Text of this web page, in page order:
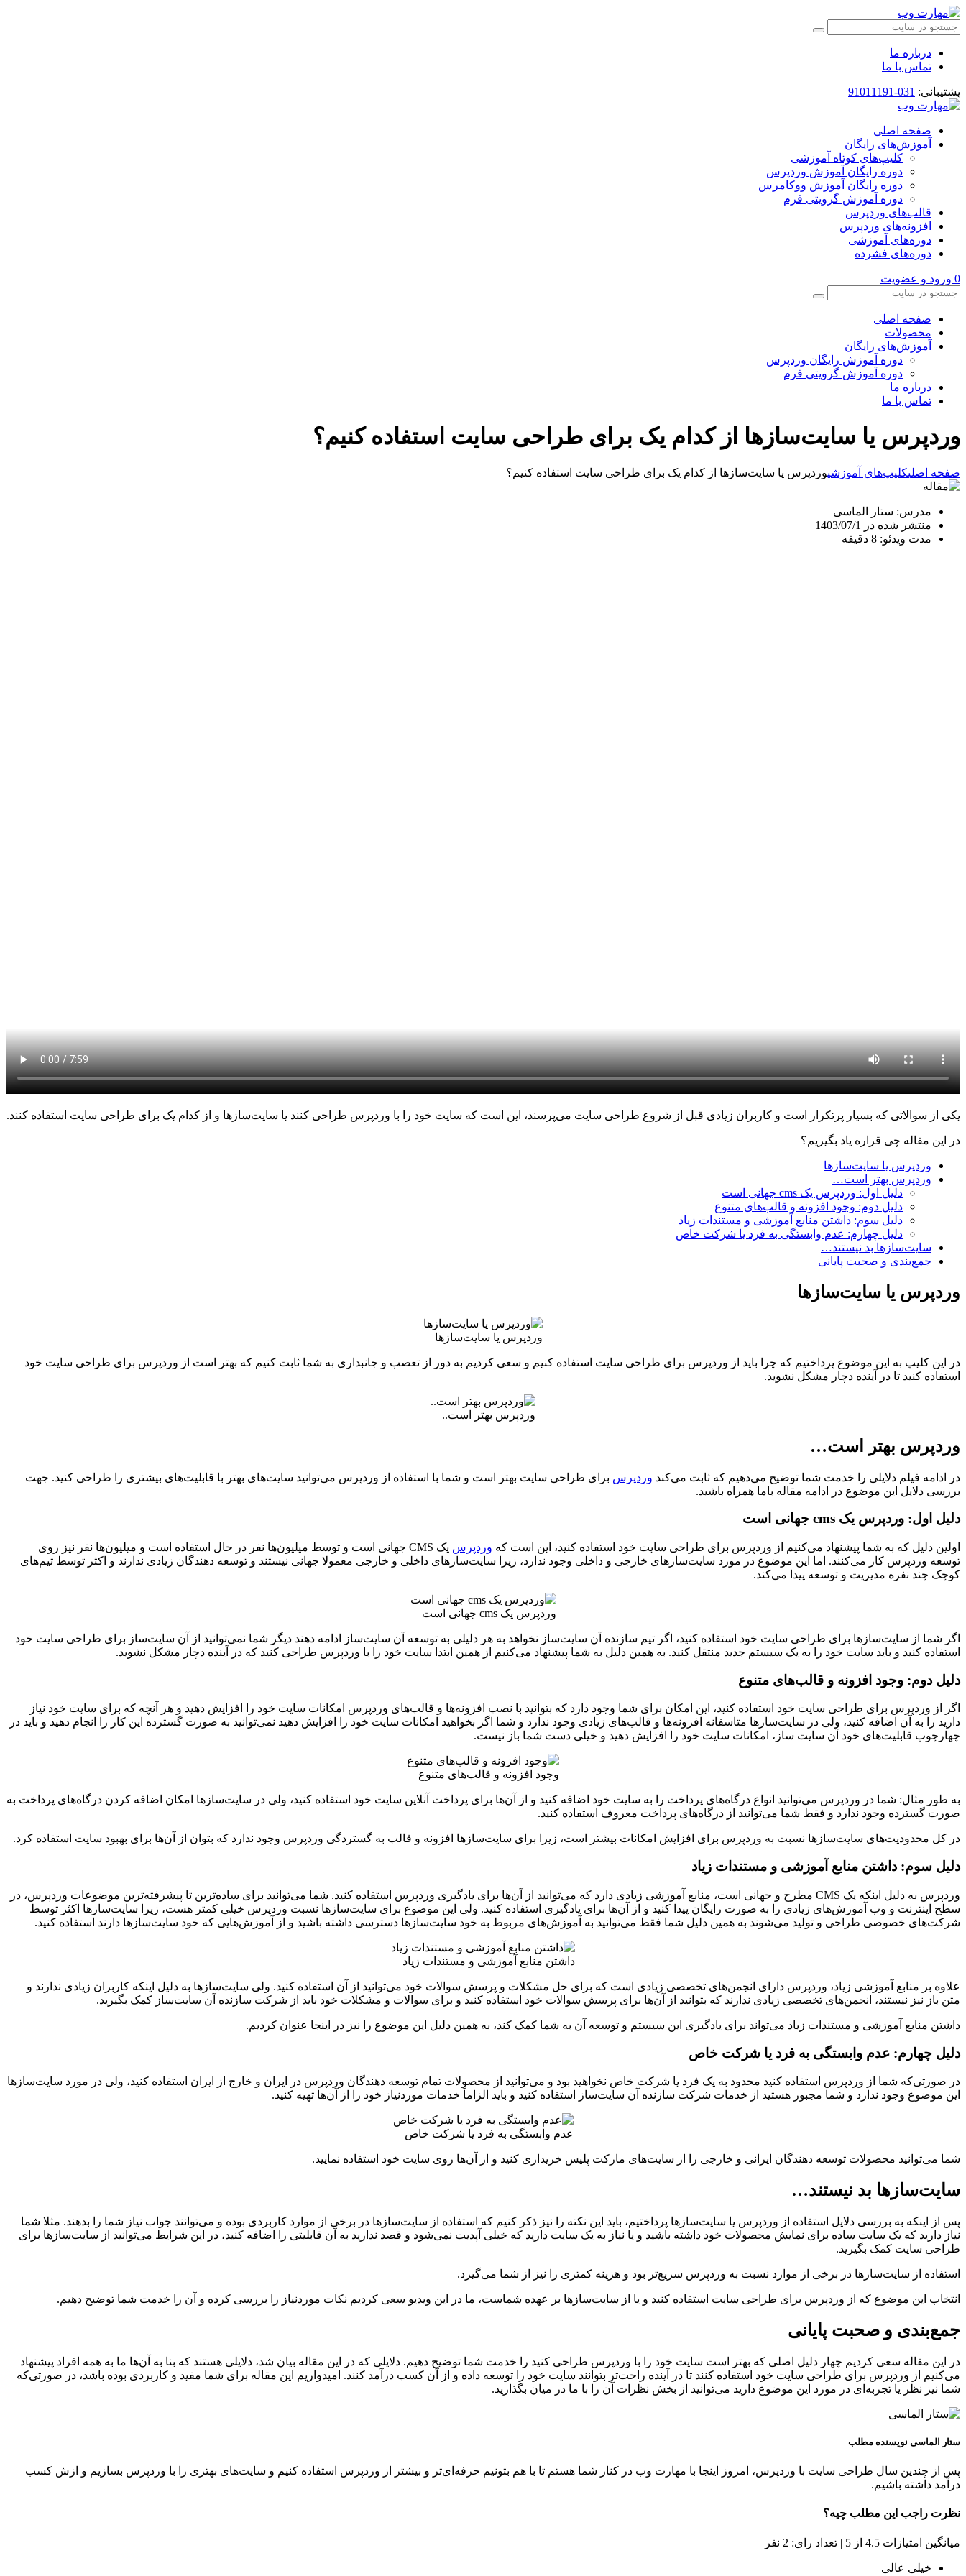
درباره ما
تماس با ما
پشتیبانی: 031-91011191
صفحه اصلی
آموزش‌های رایگان
کلیپ‌های کوتاه آموزشی
دوره رایگان آموزش وردپرس
دوره رایگان آموزش ووکامرس
دوره آموزش گرویتی فرم
قالب‌های وردپرس
افزونه‌های وردپرس
دوره‌های آموزشی
دوره‌های فشرده
0 ورود و عضویت
صفحه اصلی
محصولات
آموزش‌های رایگان
دوره آموزش رایگان وردپرس
دوره آموزش گرویتی فرم
درباره ما
تماس با ما
وردپرس یا سایت‌سازها از کدام یک برای طراحی سایت استفاده کنیم؟
صفحه اصلیکلیپ‌های آموزشیوردپرس یا سایت‌سازها از کدام یک برای طراحی سایت استفاده کنیم؟
مدرس: ستار الماسی
منتشر شده در 1403/07/1
مدت ویدئو: 8 دقیقه
یکی از سوالاتی که بسیار پرتکرار است و کاربران زیادی قبل از شروع طراحی سایت می‌پرسند، این است که سایت خود را با وردپرس طراحی کنند یا سایت‌سازها و از کدام یک برای طراحی سایت استفاده کنند.
در این مقاله چی قراره یاد بگیریم؟
وردپرس یا سایت‌سازها
وردپرس بهتر است…
دلیل اول: وردپرس یک cms جهانی است
دلیل دوم: وجود افزونه و قالب‌های متنوع
دلیل سوم: داشتن منابع آموزشی و مستندات زیاد
دلیل چهارم: عدم وابستگی به فرد یا شرکت خاص
سایت‌سازها بد نیستند…
جمع‌بندی و صحبت پایانی
وردپرس یا سایت‌سازها
وردپرس یا سایت‌سازها
در این کلیپ به این موضوع پرداختیم که چرا باید از وردپرس برای طراحی سایت استفاده کنیم و سعی کردیم به دور از تعصب و جانبداری به شما ثابت کنیم که بهتر است از وردپرس برای طراحی سایت خود
استفاده کنید تا در آینده دچار مشکل نشوید.
وردپرس بهتر است..
وردپرس بهتر است…
در ادامه فیلم دلایلی را خدمت شما توضیح می‌دهیم که ثابت می‌کند وردپرس برای طراحی سایت بهتر است و شما با استفاده از وردپرس می‌توانید سایت‌های بهتر با قابلیت‌های بیشتری را طراحی کنید. جهت
بررسی دلایل این موضوع در ادامه مقاله باما همراه باشید.
دلیل اول: وردپرس یک cms جهانی است
اولین دلیل که به شما پیشنهاد می‌کنیم از وردپرس برای طراحی سایت خود استفاده کنید، این است که وردپرس
یک CMS جهانی است و توسط میلیون‌ها نفر در حال استفاده است و میلیون‌ها نفر نیز روی
توسعه وردپرس کار می‌کنند. اما این موضوع در مورد سایت‌‌سازهای خارجی و داخلی وجود ندارد، زیرا سایت‌سازهای داخلی و خارجی معمولا جهانی نیستند و توسعه دهندگان زیادی ندارند و اکثر توسط تیم‌های
کوچک چند نفره مدیریت و توسعه پیدا می‌کند.
وردپرس یک cms جهانی است
اگر شما از سایت‌سازها برای طراحی سایت خود استفاده کنید، اگر تیم سازنده آن سایت‌ساز نخواهد به هر دلیلی به توسعه آن سایت‌ساز ادامه دهند دیگر شما نمی‌توانید از آن سایت‌ساز برای طراحی سایت خود
استفاده کنید و باید سایت خود را به یک سیستم جدید منتقل کنید. به همین دلیل به شما پیشنهاد می‌کنیم از همین ابتدا سایت خود را با وردپرس طراحی کنید که در آینده دچار مشکل نشوید.
دلیل دوم: وجود افزونه و قالب‌های متنوع
اگر از وردپرس برای طراحی سایت خود استفاده کنید، این امکان برای شما وجود دارد که بتوانید با نصب افزونه‌ها و قالب‌های وردپرس امکانات سایت خود را افزایش دهید و هر آنچه که برای سایت خود نیاز
دارید را به آن اضافه کنید، ولی در سایت‌سازها متاسفانه افزونه‌ها و قالب‌های زیادی وجود ندارد و شما اگر بخواهید امکانات سایت خود را افزایش دهید نمی‌توانید به صورت گسترده این کار را انجام دهید و باید در
چهارچوب قابلیت‌های خود آن سایت ساز، امکانات سایت خود را افزایش دهید و خیلی دست شما باز نیست.
وجود افزونه و قالب‌های متنوع
به طور مثال: شما در وردپرس می‌توانید انواع درگاه‌های پرداخت را به سایت خود اضافه کنید و از آن‌ها برای پرداخت آنلاین سایت خود استفاده کنید، ولی در سایت‌سازها امکان اضافه کردن درگاه‌های پرداخت به
صورت گسترده وجود ندارد و فقط شما می‌توانید از درگاه‌های پرداخت معروف استفاده کنید.
در کل محدودیت‌های سایت‌سازها نسبت به وردپرس برای افزایش امکانات بیشتر است، زیرا برای سایت‌سازها افزونه‌ و قالب‌ به گستردگی وردپرس وجود ندارد که بتوان از آن‌ها برای بهبود سایت استفاده کرد.
دلیل سوم: داشتن منابع آموزشی و مستندات زیاد
وردپرس به دلیل اینکه یک CMS مطرح و جهانی است، منابع آموزشی زیادی دارد که می‌توانید از آن‌ها برای یادگیری وردپرس استفاده کنید. شما می‌توانید برای ساده‌ترین تا پیشرفته‌ترین موضوعات وردپرس، در
سطح اینترنت و وب آموزش‌های زیادی را به صورت رایگان پیدا کنید و از آن‌ها برای یادگیری استفاده کنید. ولی این موضوع برای سایت‌سازها نسبت وردپرس خیلی کمتر هست، زیرا سایت‌سازها اکثر توسط
شرکت‌های خصوصی طراحی و تولید می‌شوند به همین دلیل شما فقط می‌توانید به آموزش‌های مربوط به خود سایت‌سازها دسترسی داشته باشید و از آموزش‌هایی که خود سایت‌سازها دارند استفاده کنید.
داشتن منابع آموزشی و مستندات زیاد
علاوه بر منابع آموزشی زیاد، وردپرس دارای انجمن‌های تخصصی زیادی است که برای حل مشکلات و پرسش سوالات خود می‌توانید از آن استفاده کنید. ولی سایت‌سازها به دلیل اینکه کاربران زیادی ندارند و
متن باز نیز نیستند، انجمن‌های تخصصی زیادی ندارند که بتوانید از آن‌ها برای پرسش سوالات خود استفاده کنید و برای سوالات و مشکلات خود باید از شرکت سازنده آن سایت‌ساز کمک بگیرید.
داشتن منابع آموزشی و مستندات زیاد می‌تواند برای یادگیری این سیستم و توسعه آن به شما کمک کند، به همین دلیل این موضوع را نیز در اینجا عنوان کردیم.
دلیل چهارم: عدم وابستگی به فرد یا شرکت خاص
در صورتی‌که شما از وردپرس استفاده کنید محدود به یک فرد یا شرکت خاص نخواهید بود و می‌توانید از محصولات تمام توسعه دهندگان وردپرس در ایران و خارج از ایران استفاده کنید، ولی در مورد سایت‌سازها
این موضوع وجود ندارد و شما مجبور هستید از خدمات شرکت سازنده آن سایت‌ساز استفاده کنید و باید الزاماً خدمات موردنیاز خود را از آن‌ها تهیه کنید.
عدم وابستگی به فرد یا شرکت خاص
شما می‌توانید محصولات توسعه دهندگان ایرانی و خارجی را از سایت‌های مارکت پلیس خریداری کنید و از آن‌ها روی سایت خود استفاده نمایید.
سایت‌سازها بد نیستند…
پس از اینکه به بررسی دلایل استفاده از وردپرس یا سایت‌سازها پرداختیم، باید این نکته را نیز ذکر کنیم که استفاده از سایت‌سازها در برخی از موارد کاربردی بوده و می‌توانند جواب نیاز شما را بدهند. مثلا شما
نیاز دارید که یک سایت ساده برای نمایش محصولات خود داشته باشید و یا نیاز به یک سایت دارید که خیلی آپدیت نمی‌شود و قصد ندارید به آن قابلیتی را اضافه کنید، در این شرایط می‌توانید از سایت‌سازها برای
طراحی سایت کمک بگیرید.
استفاده از سایت‌سازها در برخی از موارد نسبت به وردپرس سریع‌تر بود و هزینه کمتری را نیز از شما می‌گیرد.
انتخاب این موضوع که از وردپرس برای طراحی سایت استفاده کنید و یا از سایت‌سازها بر عهده شماست، ما در این ویدیو سعی کردیم نکات موردنیاز را بررسی کرده و آن را خدمت شما توضیح دهیم.
جمع‌بندی و صحبت پایانی
در این مقاله سعی کردیم چهار دلیل اصلی که بهتر است سایت خود را با وردپرس طراحی کنید را خدمت شما توضیح دهیم. دلایلی که در این مقاله بیان شد، دلایلی هستند که بنا به آن‌ها ما به همه افراد پیشنهاد
می‌کنیم از وردپرس برای طراحی سایت خود استفاده کنند تا در آینده راحت‌تر بتوانند سایت خود را توسعه داده و از آن کسب درآمد کنند. امیدواریم این مقاله برای شما مفید و کاربردی بوده باشد، در صورتی‌که
شما نیز نظر یا تجربه‌ای در مورد این موضوع دارید می‌توانید از بخش نظرات آن را با ما در میان بگذارید.
ستار الماسی نویسنده مطلب
پس از چندین سال طراحی سایت با وردپرس، امروز اینجا با مهارت وب در کنار شما هستم تا با هم بتونیم حرفه‌ای‌تر و بیشتر از وردپرس استفاده کنیم و سایت‌های بهتری را با وردپرس بسازیم و ازش کسب
درآمد داشته باشیم.
نظرت راجب این مطلب چیه؟
میانگین امتیازات 4.5 از 5 | تعداد رای: 2 نفر
خیلی عالی